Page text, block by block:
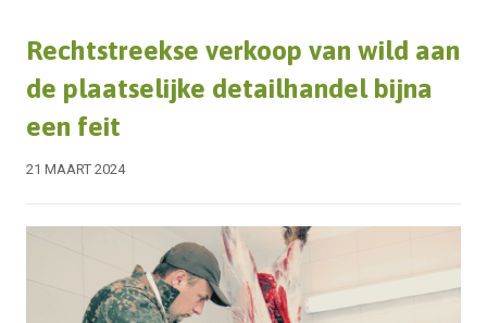
Rechtstreekse verkoop van wild aan
de plaatselijke detailhandel bijna
een feit
21 MAART 2024